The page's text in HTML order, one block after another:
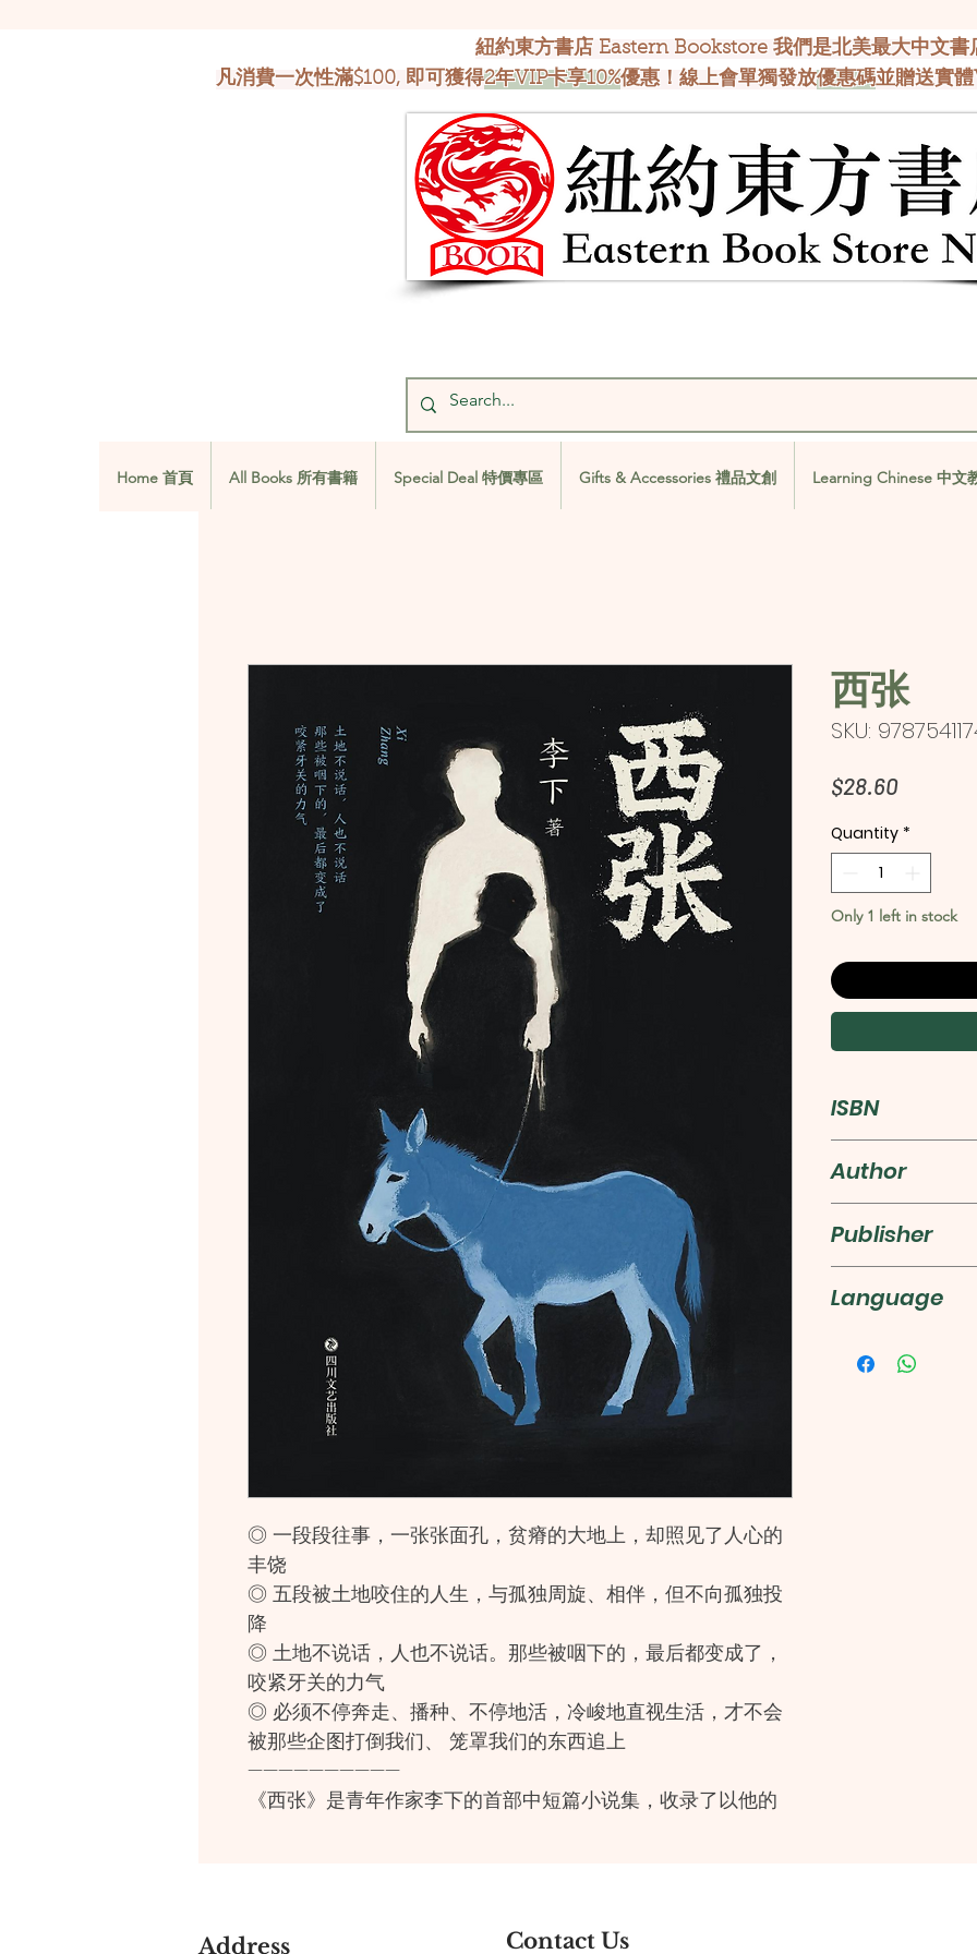
紐約東方書店 Eastern Bookstore 我們是北美最大中文書
凡消費一次性滿$100, 即可獲得2年VIP卡享10%優惠！線上會單獨發放優惠碼並贈送實
Home 首頁 All Books 所有書籍 Special Deal 特價專區 Gifts & Accessories 禮品文創 Learning Chinese 中文
Home 首頁 All Books 所有書籍 Special Deal 特價專區 Gifts & Accessories 禮品文創 Learning Chinese 中文
◎ 一段段往事，一张张面孔，贫瘠的大地上，却照见了人心的
丰饶
◎ 五段被土地咬住的人生，与孤独周旋、相伴，但不向孤独投
降
◎ 土地不说话，人也不说话。那些被咽下的，最后都变成了，
咬紧牙关的力气
◎ 必须不停奔走、播种、不停地活，冷峻地直视生活，才不会
被那些企图打倒我们、 笼罩我们的东西追上
——————————
《西张》是青年作家李下的首部中短篇小说集，收录了以他的
世的傻子……作为离乡的文化人，作者以冷峻而内敛的笔触，讲述
西张
SKU:
$28.60Price
Quantity *
Only 1 left in stock
ISBN
9787541174469
Author
李下
Publisher
Language
Address Contact Us